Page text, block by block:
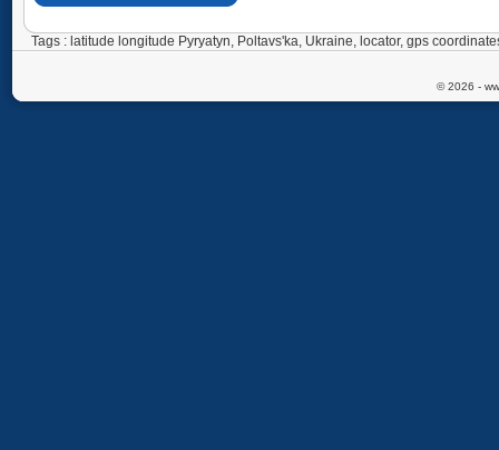
Tags : latitude longitude Pyryatyn, Poltavs'ka, Ukraine, locator, gps
© 2026 -